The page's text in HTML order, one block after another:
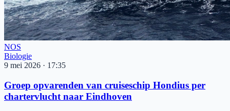
NOS
Biologie
9 mei 2026 · 17:35
Groep opvarenden van cruiseschip Hondius per
chartervlucht naar Eindhoven